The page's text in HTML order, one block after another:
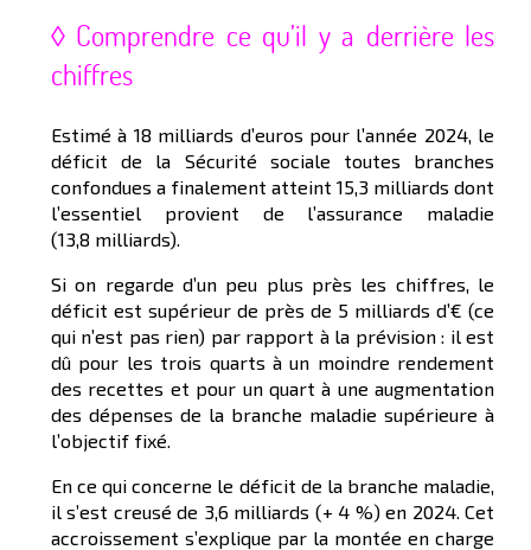
◊ Comprendre ce qu’il y a derrière les
chiffres
Estimé à 18 milliards d’euros pour l’année 2024, le
déficit de la Sécurité sociale toutes branches
confondues a finalement atteint 15,3 milliards dont
l’essentiel provient de l’assurance maladie
(13,8 milliards).
Si on regarde d’un peu plus près les chiffres, le
déficit est supérieur de près de 5 milliards d’€ (ce
qui n’est pas rien) par rapport à la prévision : il est
dû pour les trois quarts à un moindre rendement
des recettes et pour un quart à une augmentation
des dépenses de la branche maladie supérieure à
l’objectif fixé.
En ce qui concerne le déficit de la branche maladie,
il s’est creusé de 3,6 milliards (+ 4 %) en 2024. Cet
accroissement s’explique par la montée en charge